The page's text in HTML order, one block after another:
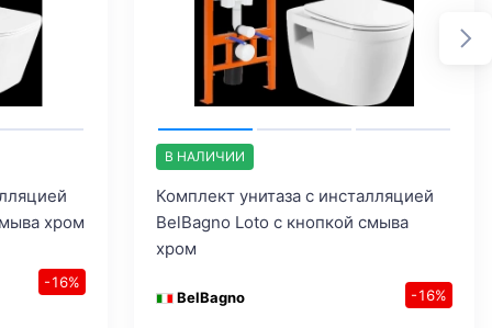
хром
-16%
В НАЛИЧИИ
Комплект унитаза с инсталляцией
BelBagno Loto с кнопкой смыва
хром
BelBagno -16%